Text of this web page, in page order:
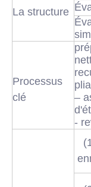
La structure
Processus
clé
–
-